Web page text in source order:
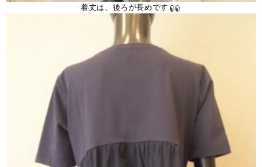
着丈は、後ろが長めです